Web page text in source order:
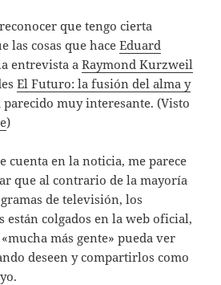
que tengo cierta
las cosas que haceEduard
entrevista aRaymond Kurzweil
El Futuro: la fusión del alma y
parecido muy interesante. (Visto
)
cuenta en la noticia, me parece
que al contrario de la mayorí­a
de televisión, los
están colgados en la web oficial,
más gente» pueda ver
deseen y compartirlos como